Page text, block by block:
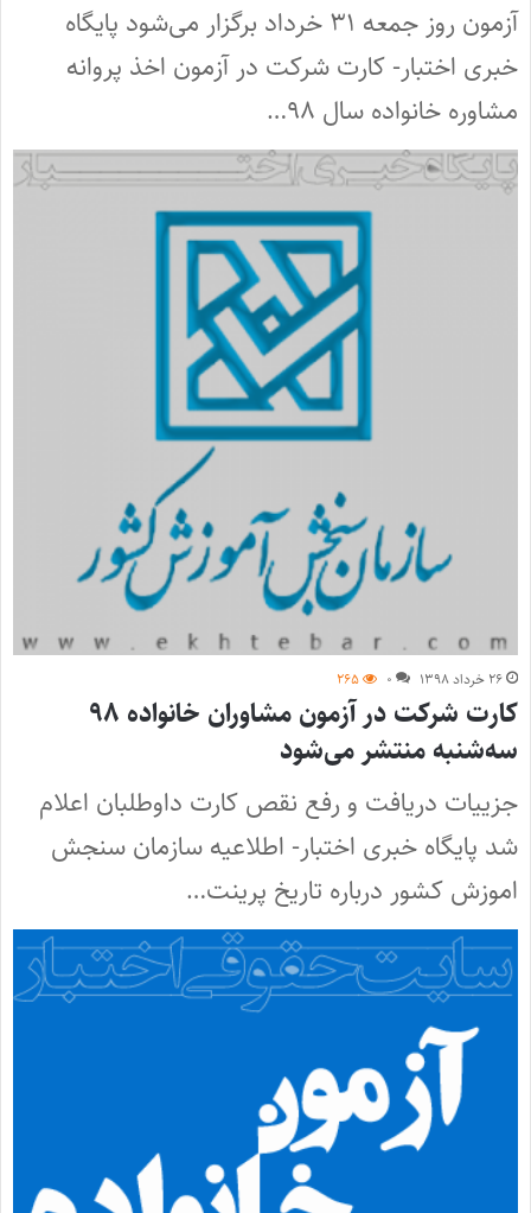
آزمون روز جمعه ۳۱ خرداد برگزار می‌شود پایگاه
خبری اختبار- کارت شرکت در آزمون اخذ پروانه
مشاوره خانواده سال ۹۸…
۲۶ خرداد ۱۳۹۸ ۰ ۲۶۵
کارت شرکت در آزمون مشاوران خانواده ۹۸
سه‌شنبه منتشر می‌شود
جزییات دریافت و رفع نقص کارت داوطلبان اعلام
شد پایگاه خبری اختبار- اطلاعیه سازمان سنجش
اموزش کشور درباره‌ تاریخ پرینت…